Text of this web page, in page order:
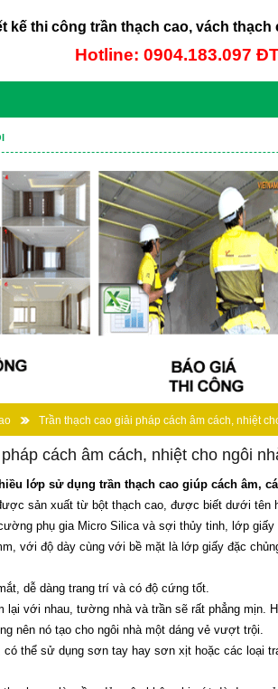
kế thi công trần thạch cao, vách thạch
Hotline: 0904.183.097
Trần thạch cao giải pháp cách âm cách, nhiệt
cách âm cách, nhiệt cho ngôi
lớp sử dụng trần thạch cao giúp cách âm,
sản xuất từ bột thạch cao, được biết dưới tên
phụ gia Micro Silica và sợi thủy tinh, lớp giấy
với độ dày cùng với bề mặt là lớp giấy đặc
dễ dàng trang trí và có độ cứng tốt.
lại với nhau, tường nhà và trần sẽ rất phẳng mịn.
nên nó tạo cho ngôi nhà một dáng vẻ vượt trội.
có thể sử dụng sơn tay hay sơn xịt hoặc các loại